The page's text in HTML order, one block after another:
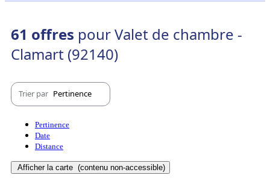
61 offres pour Valet de chambre -
Clamart (92140)
Trier par Pertinence
Pertinence
Date
Distance
Afficher la carte (contenu non-accessible)